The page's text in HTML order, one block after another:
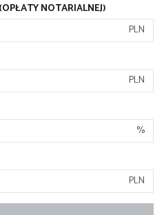
NOTARIALNEJ)
PLN
PLN
%
PLN